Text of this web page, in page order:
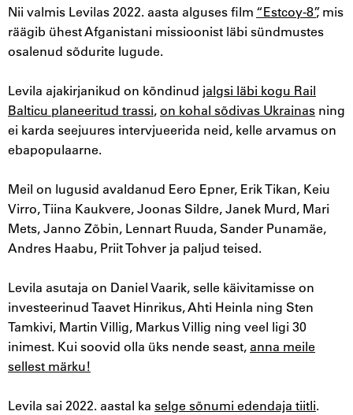
Nii valmis Levilas 2022. aasta alguses film “Estcoy-8”, mis
räägib ühest Afganistani missioonist läbi sündmustes
osalenud sõdurite lugude.
Levila ajakirjanikud on kõndinud jalgsi läbi kogu Rail
Balticu planeeritud trassi,on kohal sõdivas Ukrainas ning
ei karda seejuures intervjueerida neid, kelle arvamus on
ebapopulaarne.
Meil on lugusid avaldanud Eero Epner, Erik Tikan, Keiu
Virro, Tiina Kaukvere, Joonas Sildre, Janek Murd, Mari
Mets, Janno Zõbin, Lennart Ruuda, Sander Punamäe,
Andres Haabu, Priit Tohver ja paljud teised.
Levila asutaja on Daniel Vaarik, selle käivitamisse on
investeerinud Taavet Hinrikus, Ahti Heinla ning Sten
Tamkivi, Martin Villig, Markus Villig ning veel ligi 30
inimest. Kui soovid olla üks nende seast, anna meile
sellest märku!
Levila sai 2022. aastal ka selge sõnumi edendaja tiitli.